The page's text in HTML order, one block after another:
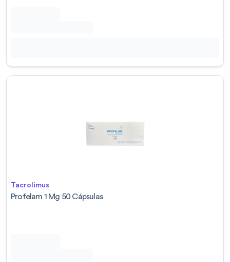
Tacrolimus
Profelam 1 Mg 50 Cápsulas